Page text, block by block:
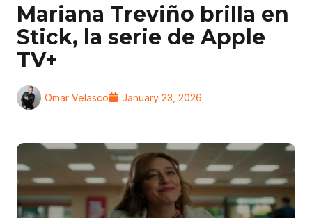
Mariana Treviño brilla en
Stick, la serie de Apple
TV+
Omar Velasco January 23, 2026